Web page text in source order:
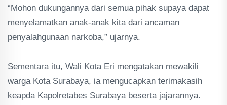
“Mohon dukungannya dari semua pihak supaya dapat
menyelamatkan anak-anak kita dari ancaman
penyalahgunaan narkoba,” ujarnya.
Sementara itu, Wali Kota Eri mengatakan mewakili
warga Kota Surabaya, ia mengucapkan terimakasih
keapda Kapolretabes Surabaya beserta jajarannya.